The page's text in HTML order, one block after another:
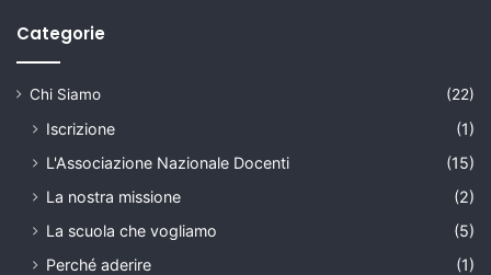
Categorie
Chi Siamo (22)
Iscrizione
(1)
L'Associazione Nazionale Docenti
(15)
La nostra missione
(2)
La scuola che vogliamo
(5)
Perché aderire
(1)